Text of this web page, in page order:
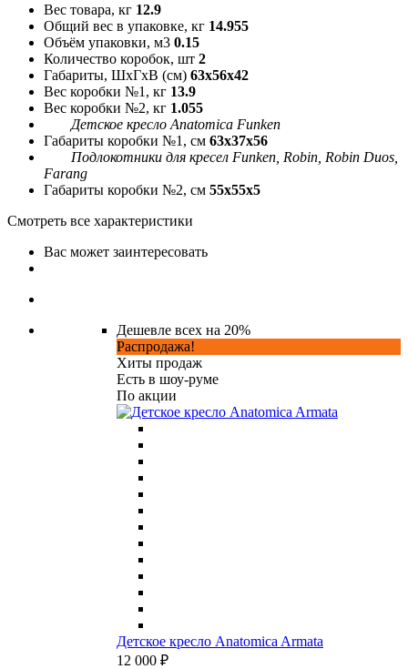
Вес товара, кг 12.9
Общий вес в упаковке, кг 14.955
Объём упаковки, м3 0.15
Количество коробок, шт 2
Габариты, ШxГxВ (см) 63x56x42
Вес коробки №1, кг 13.9
Вес коробки №2, кг 1.055
Детское кресло Anatomica Funken
Габариты коробки №1, см 63x37x56
Подлокотники для кресел Funken, Robin, Robin Duos,
Farang
Габариты коробки №2, см 55x55x5
Смотреть все характеристики
Вас может заинтересовать
Дешевле всех на 20%
Распродажа!
Хиты продаж
Есть в шоу-руме
По акции
Детское кресло Anatomica Armata
12 000 ₽